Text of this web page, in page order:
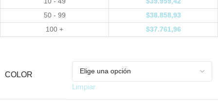
50 - 99
$38.858,93
100 +
$37.761,96
COLOR
Limpiar